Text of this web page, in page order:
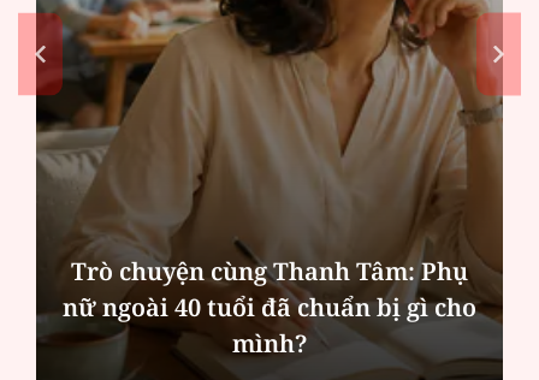
Trò chuyện cùng Thanh Tâm: Phụ
nữ ngoài 40 tuổi đã chuẩn bị gì cho
mình?